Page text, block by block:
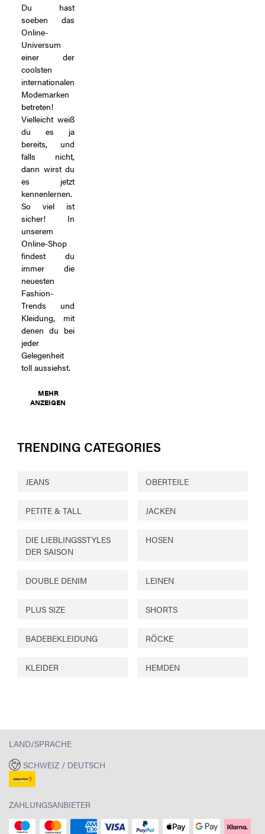
Du hast
soeben das
Online-
Universum
einer der
coolsten
internationalen
Modemarken
betreten!
Vielleicht weiß
du es ja
bereits, und
falls nicht,
dann wirst du
es jetzt
kennenlernen.
So viel ist
sicher! In
unserem
Online-Shop
findest du
immer die
neuesten
Fashion-
Trends und
Kleidung, mit
denen du bei
jeder
Gelegenheit
toll aussiehst.
MEHR
ANZEIGEN
TRENDING CATEGORIES
JEANS OBERTEILE
PETITE & TALL JACKEN
DIE LIEBLINGSSTYLES
DER SAISON
HOSEN
DOUBLE DENIM LEINEN
PLUS SIZE SHORTS
BADEBEKLEIDUNG RÖCKE
KLEIDER HEMDEN
LAND/SPRACHE
SCHWEIZ / DEUTSCH
ZAHLUNGSANBIETER